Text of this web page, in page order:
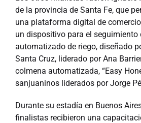
de la provincia de Santa Fe, que
una plataforma digital de comercio
un dispositivo para el seguimiento
automatizado de riego, diseñado
Santa Cruz, liderado por Ana
colmena automatizada, “Easy
sanjuaninos liderados por Jorge
Durante su estadía en Buenos
finalistas recibieron una